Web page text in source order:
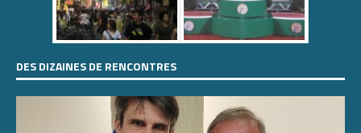
DES DIZAINES DE RENCONTRES